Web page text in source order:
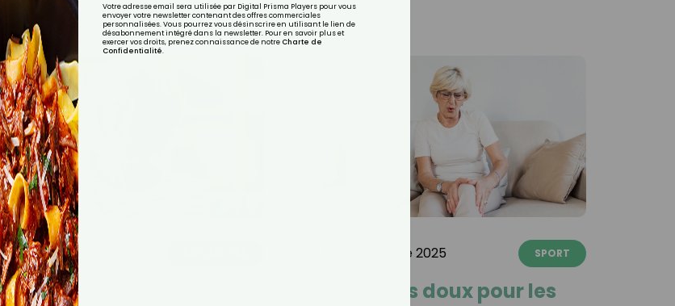
29 septembre 2025
Témoignage de Gisèle :
14 septembre 2025 SPORT
Exercices doux pour les
Votre adresse email sera utilisée par Digital Prisma Players pour vous
envoyer votre newsletter contenant des offres commerciales
personnalisées. Vous pourrez vous désinscrire en utilisant le lien de
désabonnement intégré dans la newsletter. Pour en savoir plus et
exercer vos droits, prenez connaissance de notre Charte de
Confidentialité.